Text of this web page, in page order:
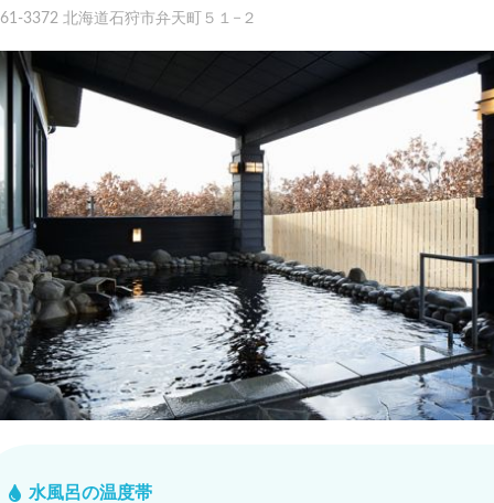
3372 北海道石狩市弁天町５１−２
水風呂の温度帯